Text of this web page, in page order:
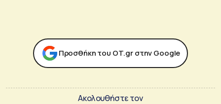
Προσθήκη του ΟΤ.gr στην Google
Ακολουθήστε τον